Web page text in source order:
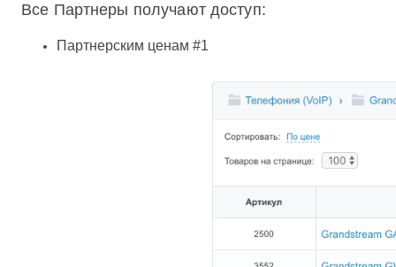
Все Партнеры получают доступ:
Партнерским ценам #1